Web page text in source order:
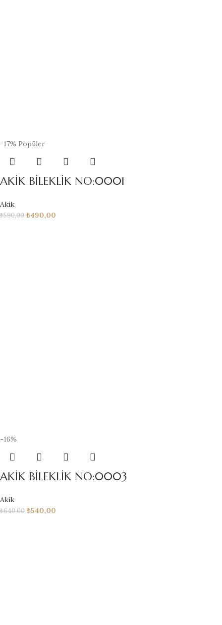
-17% Popüler
AKİK BİLEKLİK NO:0001
Akik
₺590,00 ₺490,00
-16%
AKİK BİLEKLİK NO:0003
Akik
₺640,00 ₺540,00